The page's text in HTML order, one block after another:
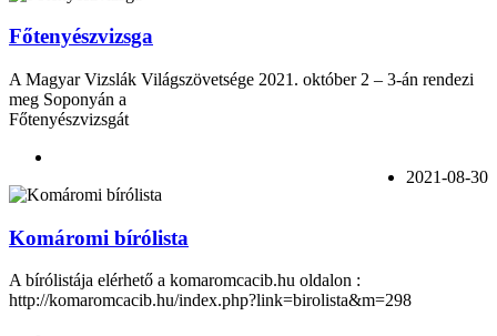
Főtenyészvizsga
A Magyar Vizslák Világszövetsége 2021. október 2 – 3-án rendezi
meg Soponyán a
Főtenyészvizsgát
2021-08-30
Komáromi bírólista
A bírólistája elérhető a komaromcacib.hu oldalon :
http://komaromcacib.hu/index.php?link=birolista&m=298